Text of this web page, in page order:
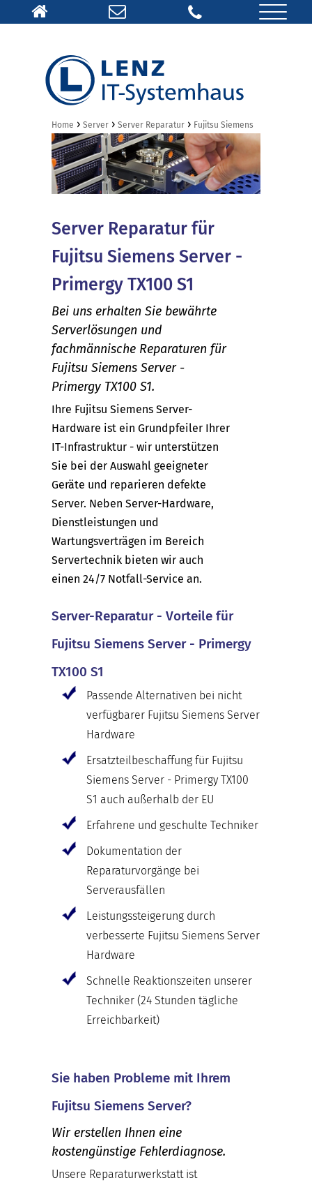
Home › Server › Server Reparatur › Fujitsu Siemens
Server Reparatur für
Fujitsu Siemens Server -
Primergy TX100 S1
Bei uns erhalten Sie bewährte
Serverlösungen und
fachmännische Reparaturen für
Fujitsu Siemens Server -
Primergy TX100 S1.
Ihre Fujitsu Siemens Server-
Hardware ist ein Grundpfeiler Ihrer
IT-Infrastruktur - wir unterstützen
Sie bei der Auswahl geeigneter
Geräte und reparieren defekte
Server. Neben Server-Hardware,
Dienstleistungen und
Wartungsverträgen im Bereich
Servertechnik bieten wir auch
einen 24/7 Notfall-Service an.
Server-Reparatur - Vorteile für
Fujitsu Siemens Server - Primergy
TX100 S1
Passende Alternativen bei nicht
verfügbarer Fujitsu Siemens Server
Hardware
Ersatzteilbeschaffung für Fujitsu
Siemens Server - Primergy TX100
S1 auch außerhalb der EU
Erfahrene und geschulte Techniker
Dokumentation der
Reparaturvorgänge bei
Serverausfällen
Leistungssteigerung durch
verbesserte Fujitsu Siemens Server
Hardware
Schnelle Reaktionszeiten unserer
Techniker (24 Stunden tägliche
Erreichbarkeit)
Sie haben Probleme mit Ihrem
Fujitsu Siemens Server?
Wir erstellen Ihnen eine
kostengünstige Fehlerdiagnose.
Unsere Reparaturwerkstatt ist